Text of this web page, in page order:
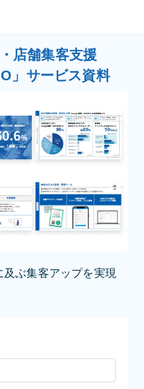
店舗集客支援
」サービス資料
及ぶ集客アップを実現